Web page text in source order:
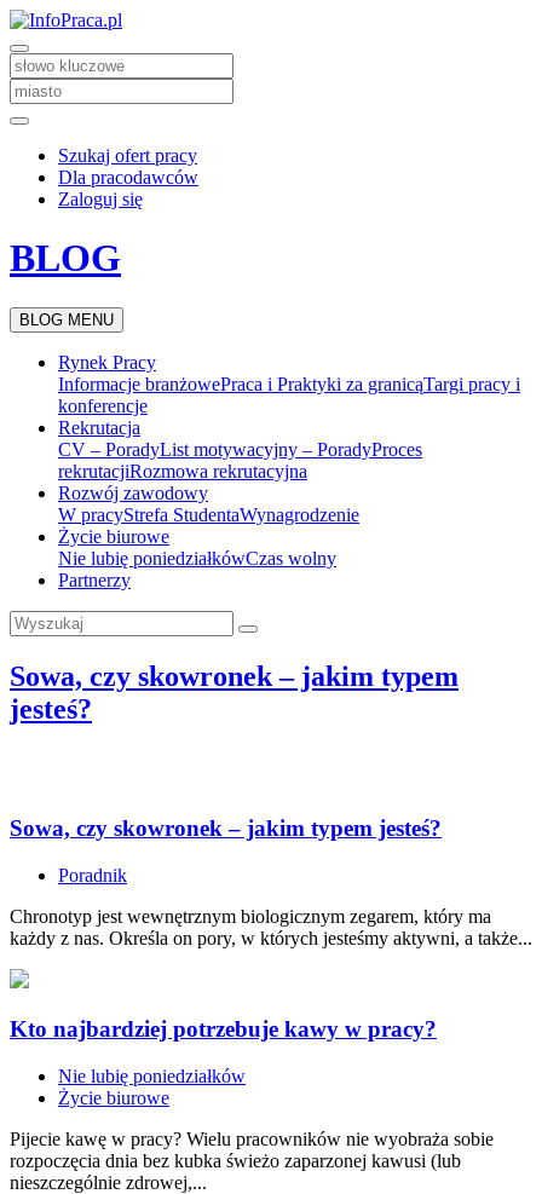
Szukaj ofert pracy
Dla pracodawców
Zaloguj się
BLOG
BLOG MENU
Rynek Pracy
Informacje branżowePraca i Praktyki za granicąTargi pracy i
konferencje
Rekrutacja
CV – PoradyList motywacyjny – PoradyProces
rekrutacjiRozmowa rekrutacyjna
Rozwój zawodowy
W pracyStrefa StudentaWynagrodzenie
Życie biurowe
Nie lubię poniedziałkówCzas wolny
Partnerzy
Sowa, czy skowronek – jakim typem
jesteś?
Sowa, czy skowronek – jakim typem jesteś?
Poradnik
Chronotyp jest wewnętrznym biologicznym zegarem, który ma
każdy z nas. Określa on pory, w których jesteśmy aktywni, a także...
Kto najbardziej potrzebuje kawy w pracy?
Nie lubię poniedziałków
Życie biurowe
Pijecie kawę w pracy? Wielu pracowników nie wyobraża sobie
rozpoczęcia dnia bez kubka świeżo zaparzonej kawusi (lub
nieszczególnie zdrowej,...